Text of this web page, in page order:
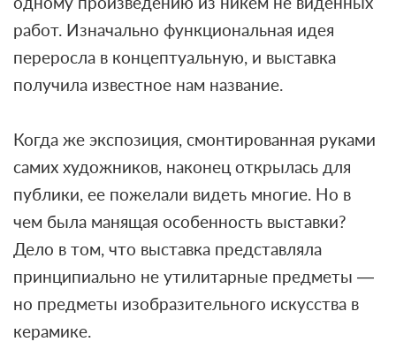
работ. Изначально функциональная идея
переросла в концептуальную, и выставка
получила известное нам название.
Когда же экспозиция, смонтированная руками
самих художников, наконец открылась для
публики, ее пожелали видеть многие. Но в
чем была манящая особенность выставки?
Дело в том, что выставка представляла
принципиально не утилитарные предметы —
но предметы изобразительного искусства в
керамике.